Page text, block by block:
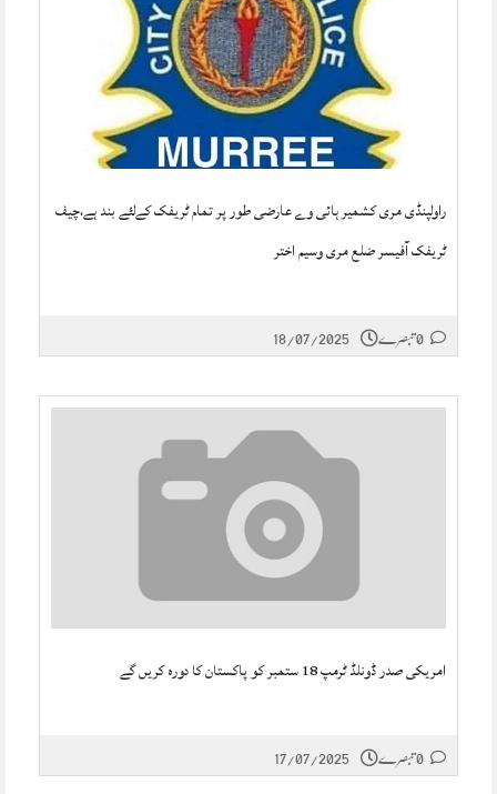
راولپنڈی مری کشمیر ہائی وے عارضی طور پر تمام ٹریفک کےلئے بند ہے،چیف
ٹریفک آفیسر ضلع مری وسیم اختر
18/07/2025
امریکی صدر ڈونلڈ ٹرمپ 18 ستمبر کو پاکستان کا دورہ کریں گے
17/07/2025